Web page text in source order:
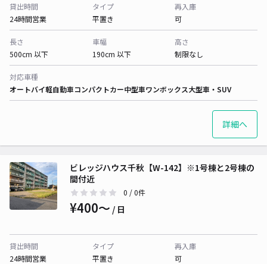
貸出時間
24時間営業
タイプ
平置き
再入庫
可
長さ
500cm 以下
車幅
190cm 以下
高さ
制限なし
対応車種
オートバイ軽自動車コンパクトカー中型車ワンボックス大型車・SUV
詳細へ
ビレッジハウス千秋【W-142】※1号棟と2号棟の
間付近
0 / 0件
¥400〜 / 日
貸出時間
24時間営業
タイプ
平置き
再入庫
可